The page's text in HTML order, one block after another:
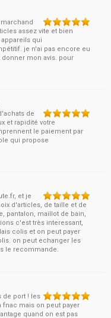
assez vite et bien
qui
je n'ai pas encore eu
mon avis. pour
de
et rapidité votre
le paiement par
qui propose
et je
d'articles, de taille et de
pantalon, maillot de bain,
c'est très interessant,
colis et on peut payer
on peut echanger les
le recommande.
de port ! les
fnac mais on peut payer
quand on est pas